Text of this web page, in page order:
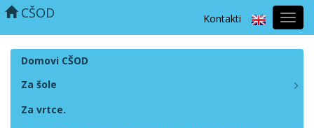
Kontakti
CŠOD
Domovi CŠOD
Za šole
Za vrtce.